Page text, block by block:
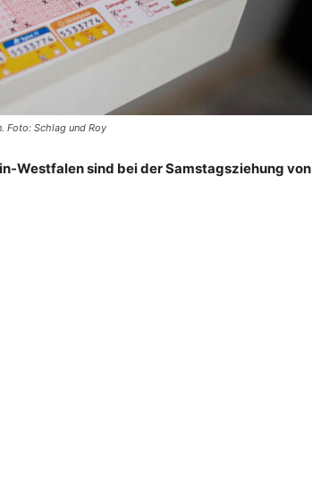
Foto: Schlag und Roy
Westfalen sind bei der Samstagsziehung von